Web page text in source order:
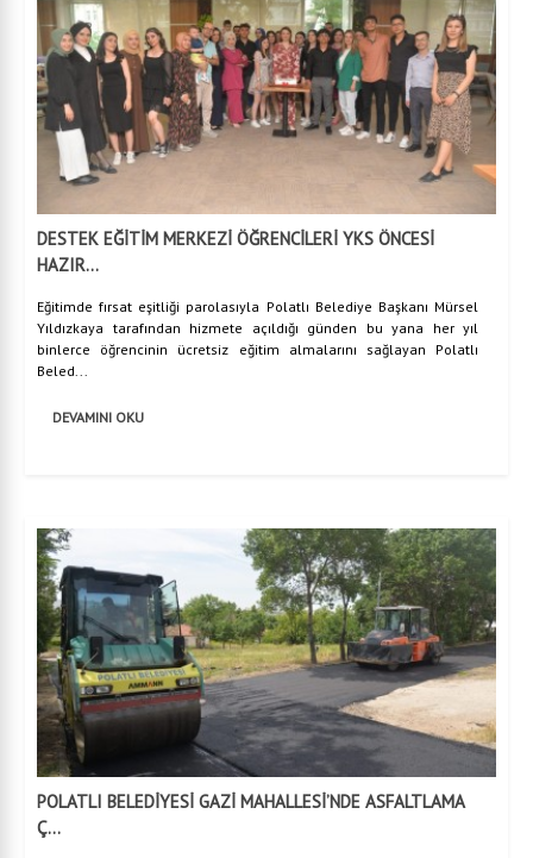
DESTEK EĞİTİM MERKEZİ ÖĞRENCİLERİ YKS ÖNCESİ
HAZIR...
Eğitimde fırsat eşitliği parolasıyla Polatlı Belediye Başkanı Mürsel
Yıldızkaya tarafından hizmete açıldığı günden bu yana her yıl
binlerce öğrencinin ücretsiz eğitim almalarını sağlayan Polatlı
Beled...
DEVAMINI OKU
POLATLI BELEDİYESİ GAZİ MAHALLESİ’NDE ASFALTLAMA
Ç...